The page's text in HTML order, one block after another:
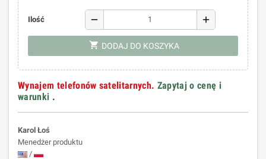
Ilość remove add
shopping_cart DODAJ DO KOSZYKA
Wynajem telefonów satelitarnych. Zapytaj o cenę i
warunki .
Karol Łoś
Menedżer produktu
/